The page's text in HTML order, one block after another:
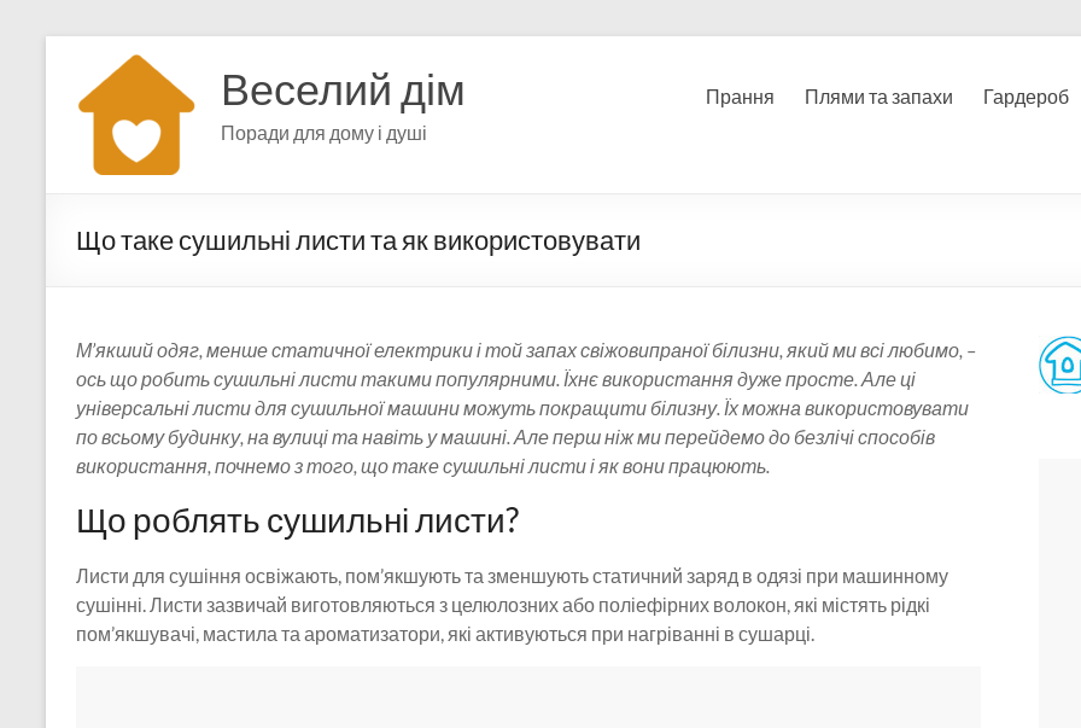
вмісту
Веселий дім
Поради для дому і душі
Прання Плями та запахи Гардероб
Що таке сушильні листи та як використовувати
М’якший одяг, менше статичної електрики і той запах свіжовипраної білизни, який ми всі любимо, –
ось що робить сушильні листи такими популярними. Їхнє використання дуже просте. Але ці
універсальні листи для сушильної машини можуть покращити білизну. Їх можна використовувати
по всьому будинку, на вулиці та навіть у машині. Але перш ніж ми перейдемо до безлічі способів
використання, почнемо з того, що таке сушильні листи і як вони працюють.
Що роблять сушильні листи?
Листи для сушіння освіжають, пом’якшують та зменшують статичний заряд в одязі при машинному
сушінні. Листи зазвичай виготовляються з целюлозних або поліефірних волокон, які містять рідкі
пом’якшувачі, мастила та ароматизатори, які активуються при нагріванні в сушарці.